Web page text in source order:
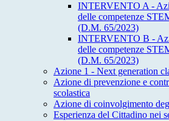
INTERVENTO A -
delle competenze
(D.M. 65/2023)
INTERVENTO B -
delle competenze
(D.M. 65/2023)
Azione 1 - Next generation
Azione di prevenzione e
scolastica
Azione di coinvolgimento
Esperienza del Cittadino nei